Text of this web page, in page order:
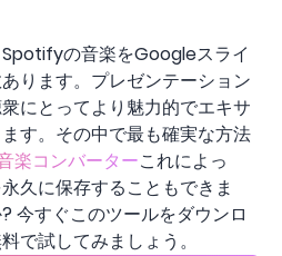
の音楽をGoogleスライ
ります。プレゼンテーション
にとってより魅力的でエキサ
す。その中で最も確実な方法
楽コンバーターこれによっ
久に保存することもできま
今すぐこのツールをダウンロ
で試してみましょう。